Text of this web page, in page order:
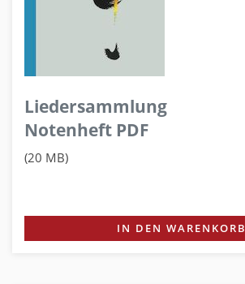
Liedersammlung
Notenheft PDF
(20 MB)
IN DEN WARENKORB